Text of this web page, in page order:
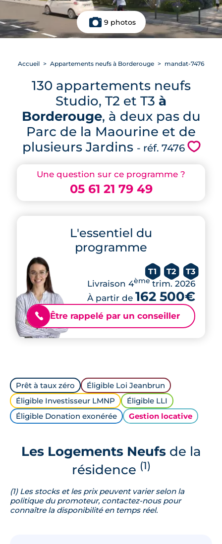
9 photos
Une question sur ce programme ?
05 61 21 79 49
L'essentiel du
programme
T1 T2 T3
Livraison 4èmetrim. 2026
À partir de 162 500€
📞 Être rappelé par un conseiller
Accueil Appartements neufs à Borderouge mandat-7476
130 appartements neufs
Studio, T2 et T3 à
Borderouge, à deux pas du
Parc de la Maourine et de
plusieurs Jardins - réf. 7476 💗
Prêt à taux zéro
Éligible Loi Jeanbrun
Éligible Investisseur LMNP
Éligible LLI
Éligible Donation exonérée
Gestion locative
Les Logements Neufsde la
résidence (1)
(1) Les stocks et les prix peuvent varier selon la
politique du promoteur, contactez-nous pour
connaître la disponibilité en temps réel.